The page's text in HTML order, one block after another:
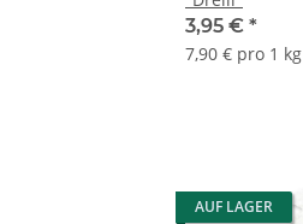
3,95 € *
7,90 € pro 1 kg
AUF LAGER